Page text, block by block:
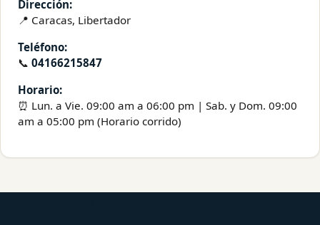
Dirección:
📍 Caracas, Libertador
Teléfono:
📞 04166215847
Horario:
⏰ Lun. a Vie. 09:00 am a 06:00 pm | Sab. y Dom. 09:00
am a 05:00 pm (Horario corrido)